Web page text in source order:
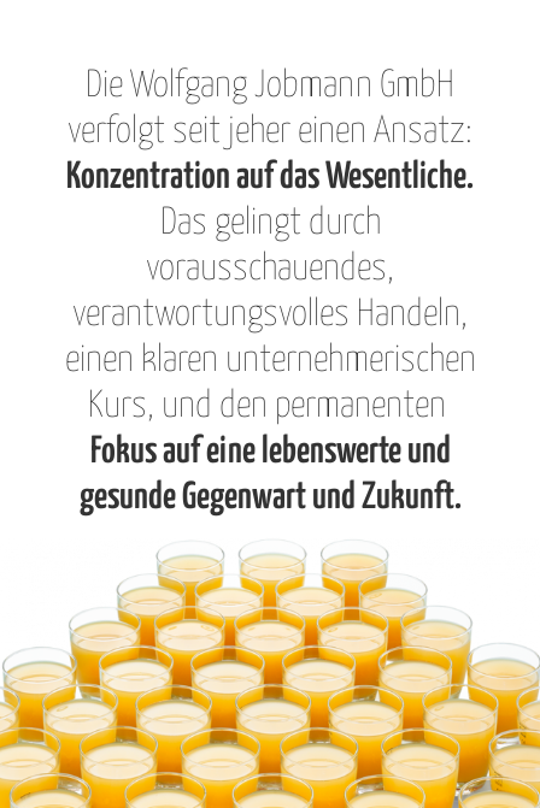
Die Wolfgang Jobmann GmbH
verfolgt seit jeher einen Ansatz:
Konzentration auf das Wesentliche.
Das gelingt durch
vorausschauendes,
verantwortungsvolles Handeln,
einen klaren unternehmerischen
Kurs, und den permanenten
Fokus auf eine lebenswerte und
gesunde Gegenwart und Zukunft.